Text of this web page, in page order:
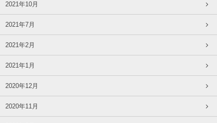
2021年10月
2021年7月
2021年2月
2021年1月
2020年12月
2020年11月